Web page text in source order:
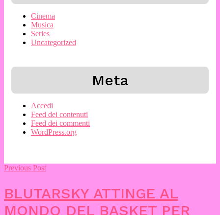
Cinema
Musica
Series
Uncategorized
Meta
Accedi
Feed dei contenuti
Feed dei commenti
WordPress.org
Previous Post
BLUTARSKY ATTINGE AL
MONDO DEL BASKET PER